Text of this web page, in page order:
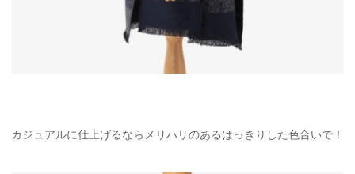
カジュアルに仕上げるならメリハリのあるはっきりした色合いで！